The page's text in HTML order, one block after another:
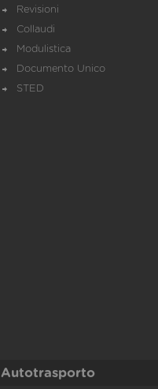
Revisioni
Collaudi
Modulistica
Documento Unico
STED
Autotrasporto